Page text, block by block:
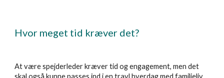
Hvor meget tid kræver det?
At være spejderleder kræver tid og engagement, men det
skal også kunne passes ind i en travl hverdag med familieliv